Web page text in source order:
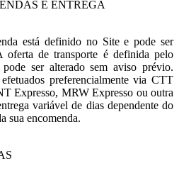
E ENTREGA
está definido no Site e pode ser
oferta de transporte é definida pelo
ser alterado sem aviso prévio.
preferencialmente via CTT
Expresso, MRW Expresso ou outra
variável de dias dependente do
sua encomenda.